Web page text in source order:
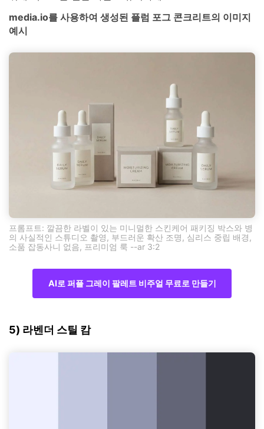
media.io를 사용하여 생성된 플럼 포그 콘크리트의 이미지
예시
프롬프트: 깔끔한 라벨이 있는 미니멀한 스킨케어 패키징 박스와 병
의 사실적인 스튜디오 촬영, 부드러운 확산 조명, 심리스 중립 배경,
소품 잡동사니 없음, 프리미엄 룩 --ar 3:2
AI로 퍼플 그레이 팔레트 비주얼 무료로 만들기
5) 라벤더 스틸 캄